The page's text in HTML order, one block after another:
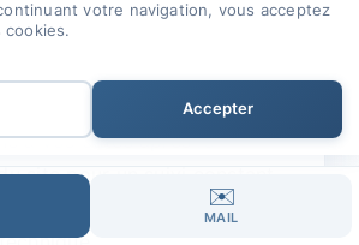
à vos côtés après le
site pour un suivi constant,
jour régulières et une✉️
MAIL
votre navigation, vous acceptez
cookies.
Accepter